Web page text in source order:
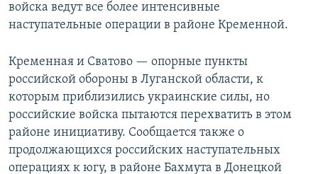
войска ведут все более интенсивные
наступательные операции в районе Кременной.
Кременная и Сватово — опорные пункты
российской обороны в Луганской области, к
которым приблизились украинские силы, но
российские войска пытаются перехватить в этом
районе инициативу. Сообщается также о
продолжающихся российских наступательных
операциях к югу, в районе Бахмута в Донецкой